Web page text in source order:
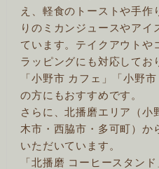
え、軽食のトーストや手作
りのミカンジュースやアイ
ています。テイクアウトや
ラッピングにも対応してお
「小野市 カフェ」「小野
の方にもおすすめです。
さらに、北播磨エリア（小
木市・西脇市・多可町）か
いただいています。
「北播磨 コーヒースタン